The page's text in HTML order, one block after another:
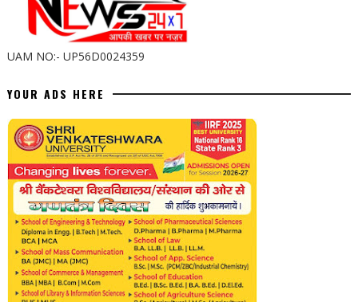
UAM NO:- UP56D0024359
YOUR ADS HERE